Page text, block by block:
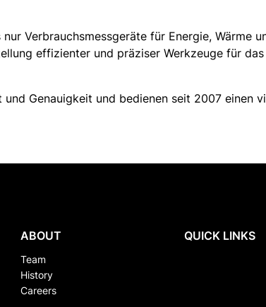
Verbrauchsmessgeräte für Energie, Wärme
effizienter und präziser Werkzeuge für
Genauigkeit und bedienen seit 2007 einen
ABOUT
Team
History
Careers
QUICK LINKS